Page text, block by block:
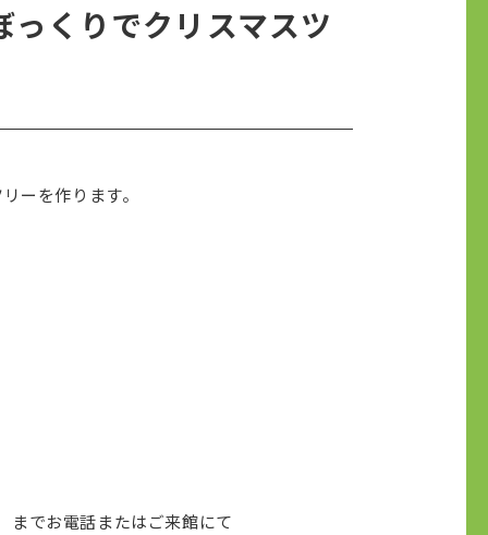
くりでクリスマスツ
ーを作ります。
までお電話またはご来館にて